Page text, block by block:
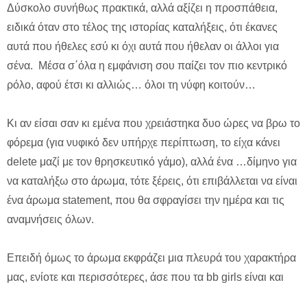
Δύσκολο συνήθως πρακτικά, αλλά αξίζει η προσπάθεια,
ειδικά όταν στο τέλος της ιστορίας καταλήξεις, ότι έκανες
αυτά που ήθελες εσύ κι όχι αυτά που ήθελαν οι άλλοι για
σένα. Μέσα σ΄όλα η εμφάνιση σου παίζει τον πιο κεντρικό
ρόλο, αφού έτσι κι αλλιώς… όλοι τη νύφη κοιτούν…
Κι αν είσαι σαν κι εμένα που χρειάστηκα δυο ώρες να βρω το
φόρεμα (για νυφικό δεν υπήρχε περίπτωση, το είχα κάνει
delete μαζί με τον θρησκευτικό γάμο), αλλά ένα …δίμηνο για
να καταλήξω στο άρωμα, τότε ξέρεις, ότι επιβάλλεται να είναι
ένα άρωμα statement, που θα σφραγίσει την ημέρα και τις
αναμνήσεις όλων.
Επειδή όμως το άρωμα εκφράζει μια πλευρά του χαρακτήρα
μας, ενίοτε και περισσότερες, άσε που τα bb girls είναι και